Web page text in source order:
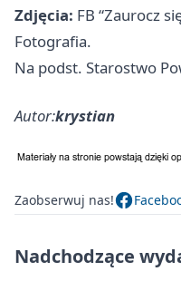
Zdjęcia: FB “Zaurocz
Fotografia.
Na podst. Starostwo
Autor:krystian
Zaobserwuj nas!
Nadchodzące